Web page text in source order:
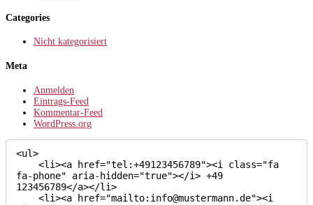
Categories
Nicht kategorisiert
Meta
Anmelden
Eintrags-Feed
Kommentar-Feed
WordPress.org
<ul>
fa-phone" aria-hidden="true"></i> +49
123456789</a></li>